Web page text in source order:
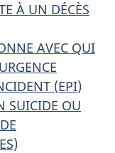
À UN DÉCÈS
AVEC QUI
(EPI)
SUICIDE OU